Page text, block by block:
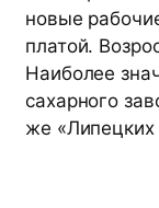
новые
платой.
Наиболее
сахарного
же «Липецких